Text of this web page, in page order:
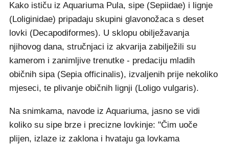
Kako ističu iz Aquariuma Pula, sipe (Sepiidae) i lignje
(Loliginidae) pripadaju skupini glavonožaca s deset
lovki (Decapodiformes). U sklopu obilježavanja
njihovog dana, stručnjaci iz akvarija zabilježili su
kamerom i zanimljive trenutke - predaciju mladih
običnih sipa (Sepia officinalis), izvaljenih prije nekoliko
mjeseci, te plivanje običnih lignji (Loligo vulgaris).
Na snimkama, navode iz Aquariuma, jasno se vidi
koliko su sipe brze i precizne lovkinje: "Čim uoče
plijen, izlaze iz zaklona i hvataju ga lovkama